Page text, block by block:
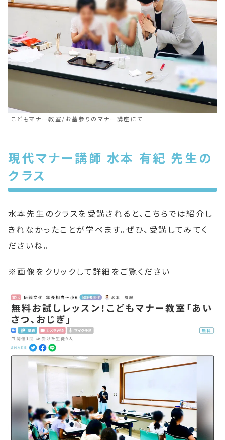
こどもマナー教室/お墓参りのマナー講座にて
現代マナー講師 水本 有紀 先生の
クラス
水本先生のクラスを受講されると、こちらでは紹介し
きれなかったことが学べます。ぜひ、受講してみてく
ださいね。
※画像をクリックして詳細をご覧ください